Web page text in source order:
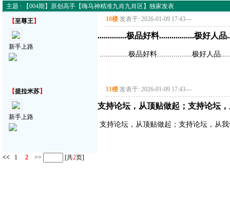
主题 : 【004期】原创高手【嗨马神精准九肖九肖区】独家发表
【至尊王】
新手上路
10楼 发表于: 2026-01-09 17:43---
..............极品好料.................极好人品
..............极品好料.................极好人品
【提拉米苏】
新手上路
11楼 发表于: 2026-01-09 17:43---
支持论坛，从顶贴做起；支持论坛
支持论坛，从顶贴做起；支持论坛，从
<< 1 2 >> [共2页]